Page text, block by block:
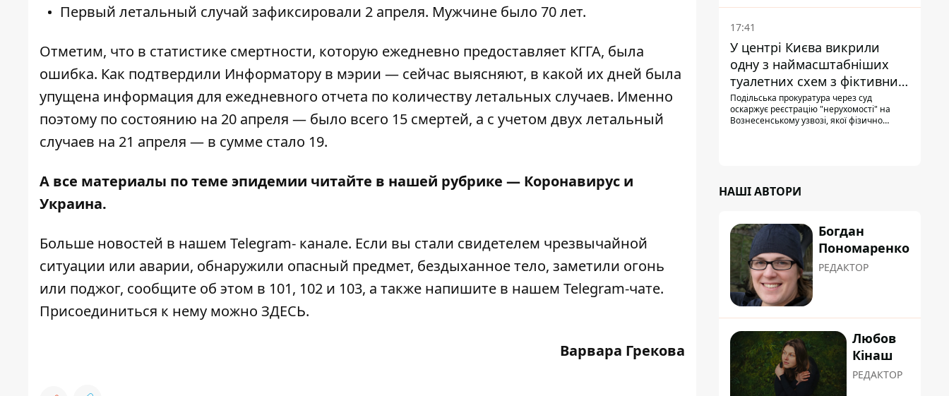
Первый летальный случай зафиксировали 2 апреля. Мужчине было 70 лет.
Отметим, что в статистике смертности, которую ежедневно предоставляет КГГА, была
ошибка. Как подтвердили Информатору в мэрии — сейчас выясняют, в какой их дней была
упущена информация для ежедневного отчета по количеству летальных случаев. Именно
поэтому по состоянию на 20 апреля — было всего 15 смертей, а с учетом двух летальный
случаев на 21 апреля — в сумме стало 19.
А все материалы по теме эпидемии читайте в нашей рубрике — Коронавирус и
Украина.
Больше новостей в нашем Telegram- канале. Если вы стали свидетелем чрезвычайной
ситуации или аварии, обнаружили опасный предмет, бездыханное тело, заметили огонь
или поджог, сообщите об этом в 101, 102 и 103, а также напишите в нашем Telegram-чате.
Присоединиться к нему можно ЗДЕСЬ.
Варвара Грекова
17:41
У центрі Києва викрили
одну з наймасштабніших
туалетних схем з фіктивним
будинком
Подільська прокуратура через суд
оскаржує реєстрацію "нерухомості" на
Вознесенському узвозі, якої фізично
НАШІ АВТОРИ
Богдан
Пономаренко
РЕДАКТОР
Любов
Кінаш
РЕДАКТОР